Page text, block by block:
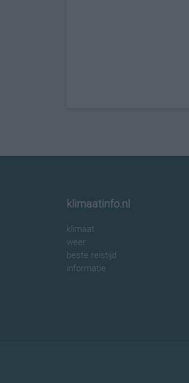
klimaatinfo.nl
klimaat
weer
beste reistijd
informatie